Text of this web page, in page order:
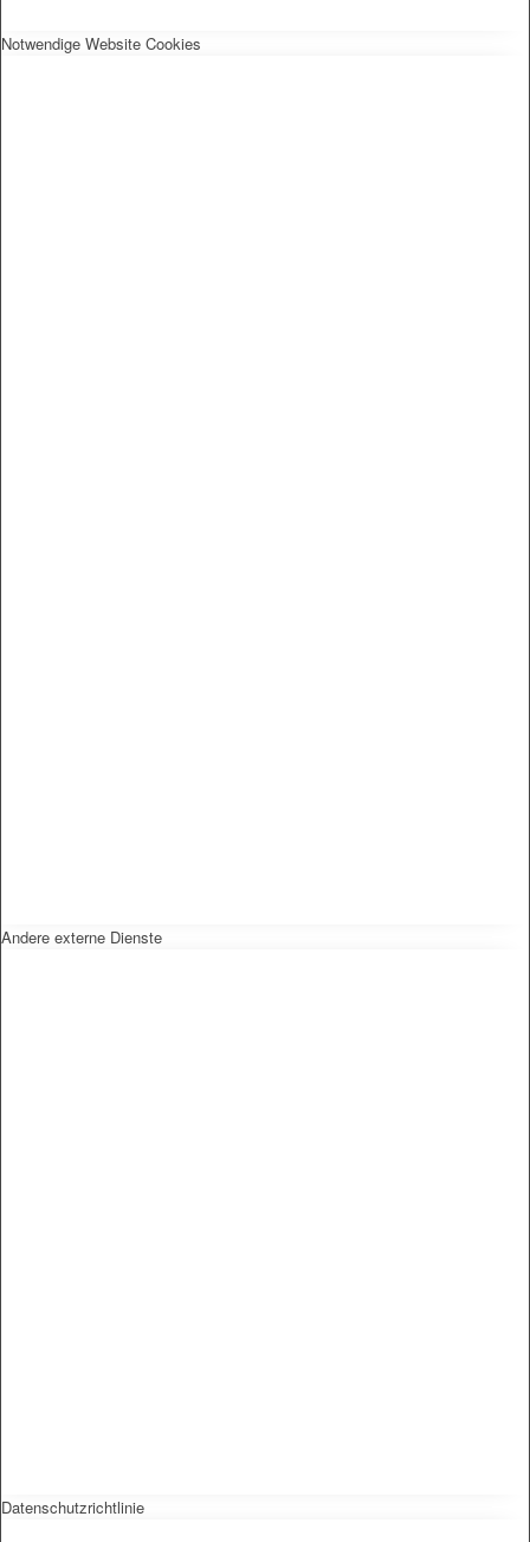
Notwendige Website Cookies
Andere externe Dienste
Datenschutzrichtlinie